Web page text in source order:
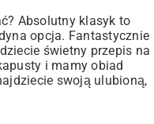
Absolutny klasyk to
opcja. Fantastycznie
świetny przepis na
i mamy obiad
swoją ulubioną,